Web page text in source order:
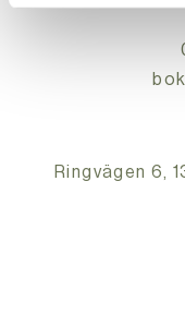
Ringvägen 6,